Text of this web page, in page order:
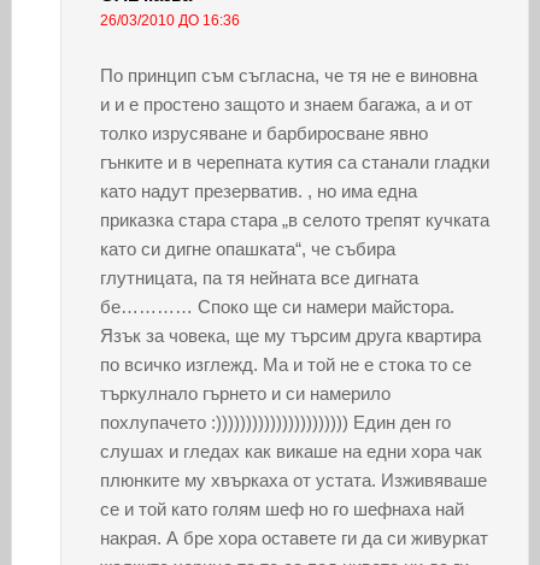
26/03/2010 ДО 16:36
По принцип съм съгласна, че тя не е виновна
и и е простено защото и знаем багажа, а и от
толко изрусяване и барбиросване явно
гънките и в черепната кутия са станали гладки
като надут презерватив. , но има една
приказка стара стара „в селото трепят кучката
като си дигне опашката“, че събира
глутницата, па тя нейната все дигната
бе………… Споко ще си намери майстора.
Язък за човека, ще му търсим друга квартира
по всичко изглежд. Ма и той не е стока то се
търкулнало гърнето и си намерило
похлупачето :)))))))))))))))))))))) Един ден го
слушах и гледах как викаше на едни хора чак
плюнките му хвъркаха от устата. Изживяваше
се и той като голям шеф но го шефнаха най
накрая. А бре хора оставете ги да си живуркат